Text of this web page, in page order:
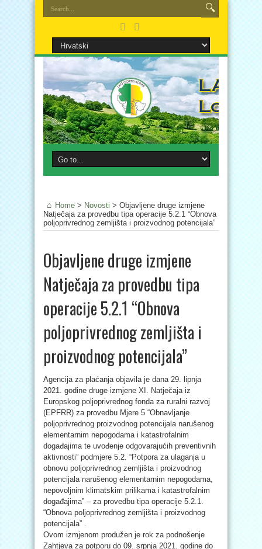
Home > Novosti > Objavljene druge izmjene
Natječaja za provedbu tipa operacije 5.2.1 “Obnova
poljoprivrednog zemljišta i proizvodnog potencijala”
Objavljene druge izmjene
Natječaja za provedbu tipa
operacije 5.2.1 “Obnova
poljoprivrednog zemljišta i
proizvodnog potencijala”
Agencija za plaćanja objavila je dana 29. lipnja
2021. godine druge izmjene XI. Natječaja iz
Europskog poljoprivrednog fonda za ruralni razvoj
(EPFRR) za provedbu Mjere 5 “Obnavljanje
poljoprivrednog proizvodnog potencijala narušenog
elementarnim nepogodama i katastrofalnim
događajima te uvođenje odgovarajućih preventivnih
aktivnosti” podmjere 5.2. “Potpora za ulaganja u
obnovu poljoprivrednog zemljišta i proizvodnog
potencijala narušenog elementarnim nepogodama,
nepovoljnim klimatskim prilikama i katastrofalnim
događajima” – za provedbu tipa operacije 5.2.1.
“Obnova poljoprivrednog zemljišta i proizvodnog
potencijala” .
Ovom izmjenom produžen je rok za podnošenje
Zahtjeva za potporu do 09. srpnja 2021. godine do